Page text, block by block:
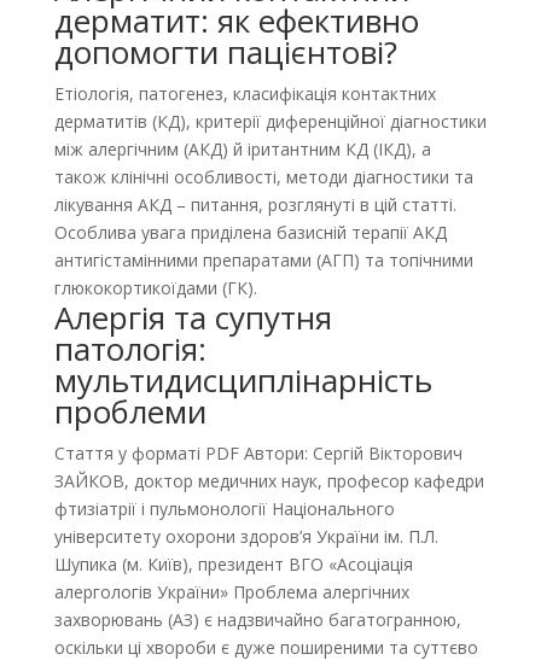
дерматит: як ефективно
допомогти пацієнтові?
Етіологія, патогенез, класифікація контактних
дерматитів (КД), критерії диференційної діагностики
між алергічним (АКД) й іритантним КД (ІКД), а
також клінічні особливості, методи діагностики та
лікування АКД – питання, розглянуті в цій статті.
Особлива увага приділена базисній терапії АКД
антигістамінними препаратами (АГП) та топічними
глюкокортикоїдами (ГК).
Алергія та супутня
патологія:
мультидисциплінарність
проблеми
Стаття у форматі PDF Автори: Сергій Вікторович
ЗАЙКОВ, доктор медичних наук, професор кафедри
фтизіатрії і пульмонології Національного
університету охорони здоров’я України ім. П.Л.
Шупика (м. Київ), президент ВГО «Асоціація
алергологів України» Проблема алергічних
захворювань (АЗ) є надзвичайно багатогранною,
оскільки ці хвороби є дуже поширеними та суттєво